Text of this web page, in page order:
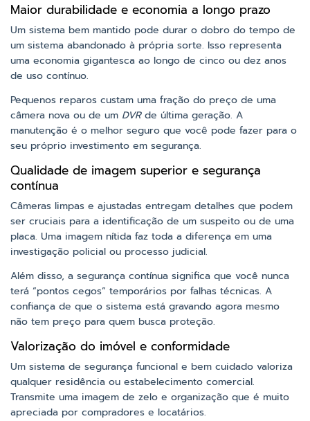
Maior durabilidade e economia a longo prazo
Um sistema bem mantido pode durar o dobro do tempo de
um sistema abandonado à própria sorte. Isso representa
uma economia gigantesca ao longo de cinco ou dez anos
de uso contínuo.
Pequenos reparos custam uma fração do preço de uma
câmera nova ou de um DVRde última geração. A
manutenção é o melhor seguro que você pode fazer para o
seu próprio investimento em segurança.
Qualidade de imagem superior e segurança
contínua
Câmeras limpas e ajustadas entregam detalhes que podem
ser cruciais para a identificação de um suspeito ou de uma
placa. Uma imagem nítida faz toda a diferença em uma
investigação policial ou processo judicial.
Além disso, a segurança contínua significa que você nunca
terá “pontos cegos” temporários por falhas técnicas. A
confiança de que o sistema está gravando agora mesmo
não tem preço para quem busca proteção.
Valorização do imóvel e conformidade
Um sistema de segurança funcional e bem cuidado valoriza
qualquer residência ou estabelecimento comercial.
Transmite uma imagem de zelo e organização que é muito
apreciada por compradores e locatários.